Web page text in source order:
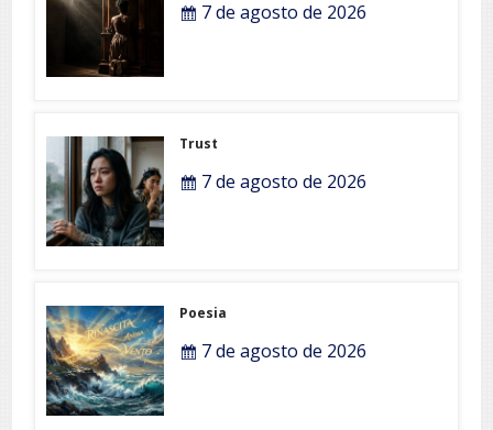
7 de agosto de 2026
Trust
7 de agosto de 2026
Poesia
7 de agosto de 2026